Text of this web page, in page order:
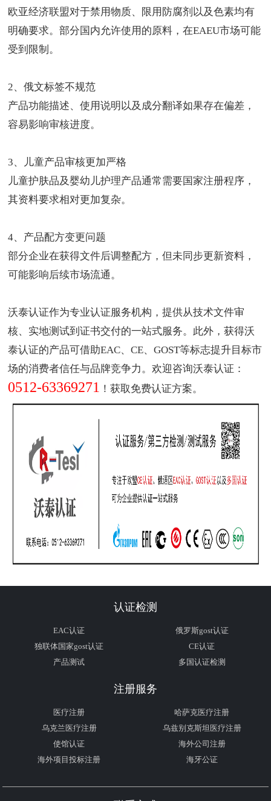
欧亚经济联盟对于禁用物质、限用防腐剂以及色素均有
明确要求。部分国内允许使用的原料，在EAEU市场可能
受到限制。
2、俄文标签不规范
产品功能描述、使用说明以及成分翻译如果存在偏差，
容易影响审核进度。
3、儿童产品审核更加严格
儿童护肤品及婴幼儿护理产品通常需要国家注册程序，
其资料要求相对更加复杂。
4、产品配方变更问题
部分企业在获得文件后调整配方，但未同步更新资料，
可能影响后续市场流通。
沃泰认证作为专业认证服务机构，提供从技术文件审
核、实地测试到证书交付的一站式服务。此外，获得沃
泰认证的产品可借助EAC、CE、GOST等标志提升目标市
场的消费者信任与品牌竞争力。欢迎咨询沃泰认证：
0512-63369271 ！获取免费认证方案。
认证检测
EAC认证
俄罗斯gost认证
独联体国家gost认证
CE认证
产品测试
多国认证检测
注册服务
医疗注册
哈萨克医疗注册
乌克兰医疗注册
乌兹别克斯坦医疗注册
使馆认证
海外公司注册
海外项目投标注册
海牙公证